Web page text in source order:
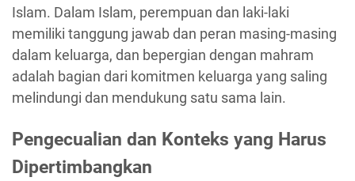
Islam. Dalam Islam, perempuan dan laki-laki
memiliki tanggung jawab dan peran masing-masing
dalam keluarga, dan bepergian dengan mahram
adalah bagian dari komitmen keluarga yang saling
melindungi dan mendukung satu sama lain.
Pengecualian dan Konteks yang Harus
Dipertimbangkan